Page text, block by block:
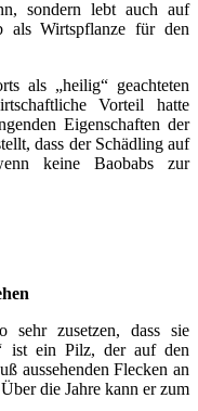
sondern lebt auch auf
als Wirtspflanze für den
als „heilig“ geachteten
Vorteil hatte
Eigenschaften der
dass der Schädling auf
keine Baobabs zur
sehr zusetzen, dass sie
ist ein Pilz, der auf den
aussehenden Flecken an
die Jahre kann er zum